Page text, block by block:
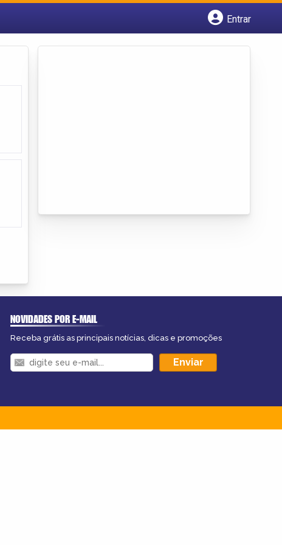
Entrar
NOVIDADES POR E-MAIL
Receba grátis as principais notícias, dicas e promoções